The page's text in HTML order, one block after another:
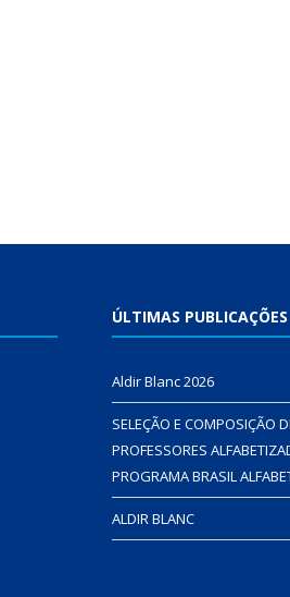
ÚLTIMAS PUBLICAÇÕES
Aldir Blanc 2026
SELEÇÃO E COMPOSIÇÃO
PROFESSORES
PROGRAMA BRASIL
ALDIR BLANC